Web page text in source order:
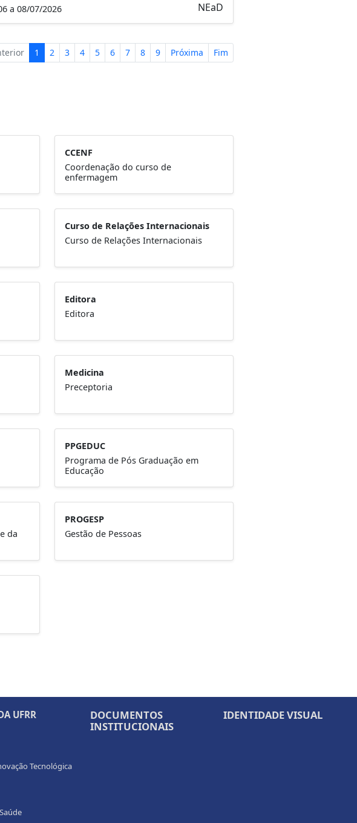
a 08/07/2026 NEaD
1 2 3 4 5 6 7 8 9 Próxima Fim
CCENF
Coordenação do curso de
enfermagem
Curso de Relações Internacionais
Curso de Relações Internacionais
Editora
Editora
Medicina
Preceptoria
PPGEDUC
Programa de Pós Graduação em
Educação
da
PROGESP
Gestão de Pessoas
UFRR
Tecnológica
DOCUMENTOS
INSTITUCIONAIS
IDENTIDADE VISUAL